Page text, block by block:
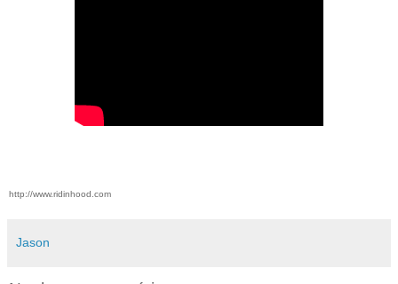
http://www.ridinhood.com
Jason